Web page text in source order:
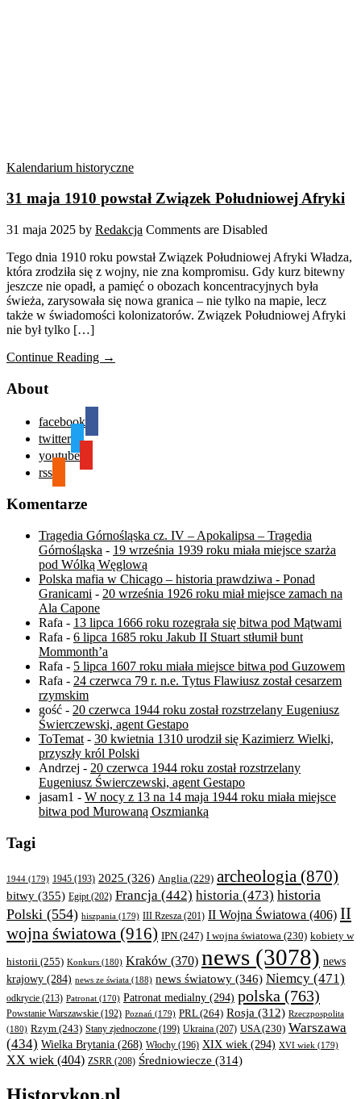
Kalendarium historyczne
31 maja 1910 powstał Związek Południowej Afryki
31 maja 2025 by Redakcja Comments are Disabled
Tego dnia 1910 roku powstał Związek Południowej Afryki Władza,
która zrodziła się z wojny, nie zna kompromisu. Gdy kurz bitewny
jeszcze nie opadł, a pamięć o obozach koncentracyjnych była
świeża, zarysowała się nowa granica – nie tylko na mapie, lecz
także w świadomości kolonizatorów. Związek Południowej Afryki
nie był tylko […]
Continue Reading →
About
facebook
twitter
youtube
rss
Komentarze
Tragedia Górnośląska cz. IV – Apokalipsa – Tragedia
Górnośląska - 19 września 1939 roku miała miejsce szarża
pod Wólką Węglową
Polska mafia w Chicago – historia prawdziwa - Ponad
Granicami - 20 września 1926 roku miał miejsce zamach na
Ala Capone
Rafa - 13 lipca 1666 roku rozegrała się bitwa pod Mątwami
Rafa - 6 lipca 1685 roku Jakub II Stuart stłumił bunt
Mommonth’a
Rafa - 5 lipca 1607 roku miała miejsce bitwa pod Guzowem
Rafa - 24 czerwca 79 r. n.e. Tytus Flawiusz został cesarzem
rzymskim
gość - 20 czerwca 1944 roku został rozstrzelany Eugeniusz
Świerczewski, agent Gestapo
ToTemat - 30 kwietnia 1310 urodził się Kazimierz Wielki,
przyszły król Polski
Andrzej - 20 czerwca 1944 roku został rozstrzelany
Eugeniusz Świerczewski, agent Gestapo
jasam1 - W nocy z 13 na 14 maja 1944 roku miała miejsce
bitwa pod Murowaną Oszmianką
Tagi
1944 (179) 1945 (193) 2025 (326) Anglia (229) archeologia (870)
bitwy (355) Egipt(202) Francja (442) historia (473) historia
Polski (554) hiszpania (179) III Rzesza (201) II Wojna Światowa (406) II
wojna światowa (916) IPN (247) I wojna światowa (230) kobiety w
historii (255) Konkurs (180) Kraków (370) news (3078) news
krajowy (284) news ze świata (188) news światowy (346) Niemcy (471)
odkrycie (213) Patronat (170) Patronat medialny (294) polska (763)
Powstanie Warszawskie (192) Poznań (179) PRL(264) Rosja (312) Rzeczpospolita
(180) Rzym (243) Stany zjednoczone (199) Ukraina (207) USA(230) Warszawa
(434) Wielka Brytania (268) Włochy (196) XIX wiek (294) XVI wiek (179)
XX wiek (404) ZSRR (208) Średniowiecze (314)